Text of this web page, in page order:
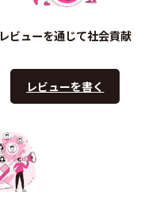
レビューを通じて社会貢献
レビューを書く